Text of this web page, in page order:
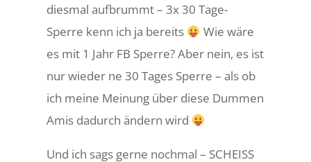
diesmal aufbrummt – 3x 30 Tage-
Sperre kenn ich ja bereits
Wie wäre
es mit 1 Jahr FB Sperre? Aber nein, es ist
nur wieder ne 30 Tages Sperre – als ob
ich meine Meinung über diese Dummen
Amis dadurch ändern wird
Und ich sags gerne nochmal – SCHEISS